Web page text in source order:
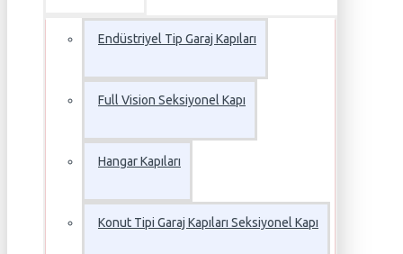
Endüstriyel Tip Garaj Kapıları
Full Vision Seksiyonel Kapı
Hangar Kapıları
Konut Tipi Garaj Kapıları Seksiyonel Kapı